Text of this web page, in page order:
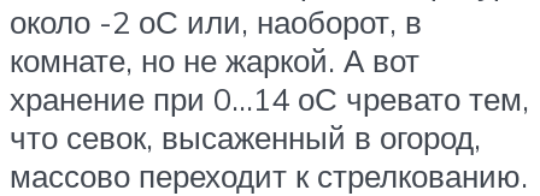
около -2 оС или, наоборот, в
комнате, но не жаркой. А вот
хранение при 0…14 оС чревато тем,
что севок, высаженный в огород,
массово переходит к стрелкованию.